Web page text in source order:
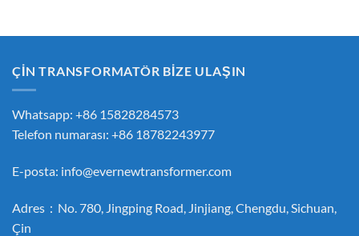
ÇİN TRANSFORMATÖR BİZE ULAŞIN
Whatsapp: +86 15828284573
Telefon numarası: +86 18782243977
E-posta: info@evernewtransformer.com
Adres：No. 780, Jingping Road, Jinjiang, Chengdu, Sichuan,
Çin